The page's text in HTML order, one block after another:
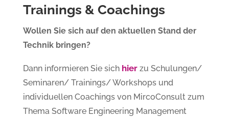
Trainings & Coachings
Wollen Sie sich auf den aktuellen Stand der
Technik bringen?
Dann informieren Sie sich hier zu Schulungen/
Seminaren/ Trainings/ Workshops und
individuellen Coachings von MircoConsult zum
Thema Software Engineering Management